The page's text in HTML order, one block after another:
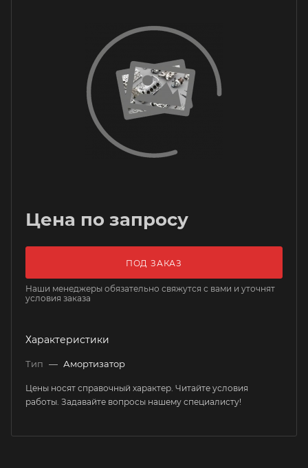
Цена по запросу
ПОД ЗАКАЗ
Наши менеджеры обязательно свяжутся с вами и уточнят
условия заказа
Характеристики
Тип — Амортизатор
Цены носят справочный характер. Читайте условия
работы. Задавайте вопросы нашему специалисту!